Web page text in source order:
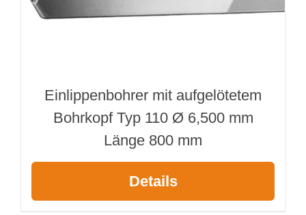
Einlippenbohrer mit aufgelötetem
Bohrkopf Typ 110 Ø 6,500 mm
Länge 800 mm
Details